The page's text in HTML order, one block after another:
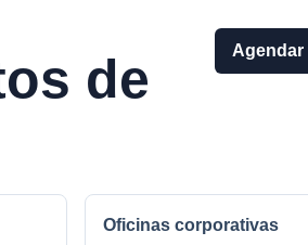
de
Agendar
Oficinas corporativas